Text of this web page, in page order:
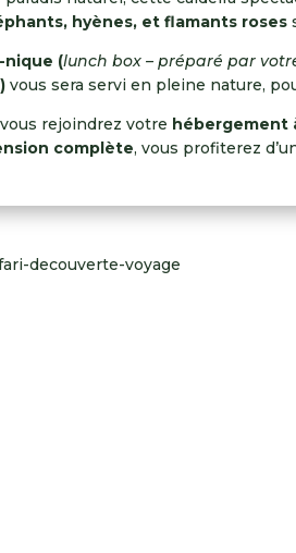
hyènes, et flamants roses
nique (lunch box – préparé par
) vous sera servi en pleine nature,
rejoindrez votre hébergement
complète, vous profiterez